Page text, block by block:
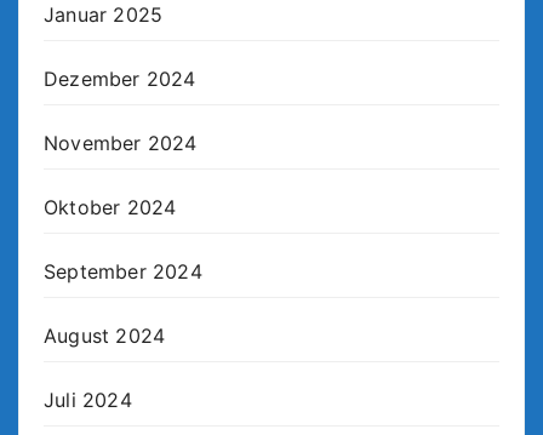
Januar 2025
Dezember 2024
November 2024
Oktober 2024
September 2024
August 2024
Juli 2024